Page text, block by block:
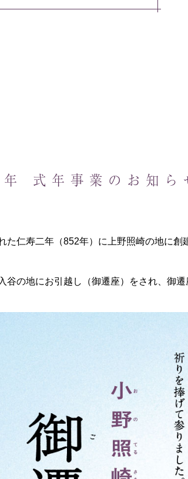
式年事業のお知ら
仁寿二年（852年）に上野照崎の地に創
の地にお引越し（御遷座）をされ、御遷